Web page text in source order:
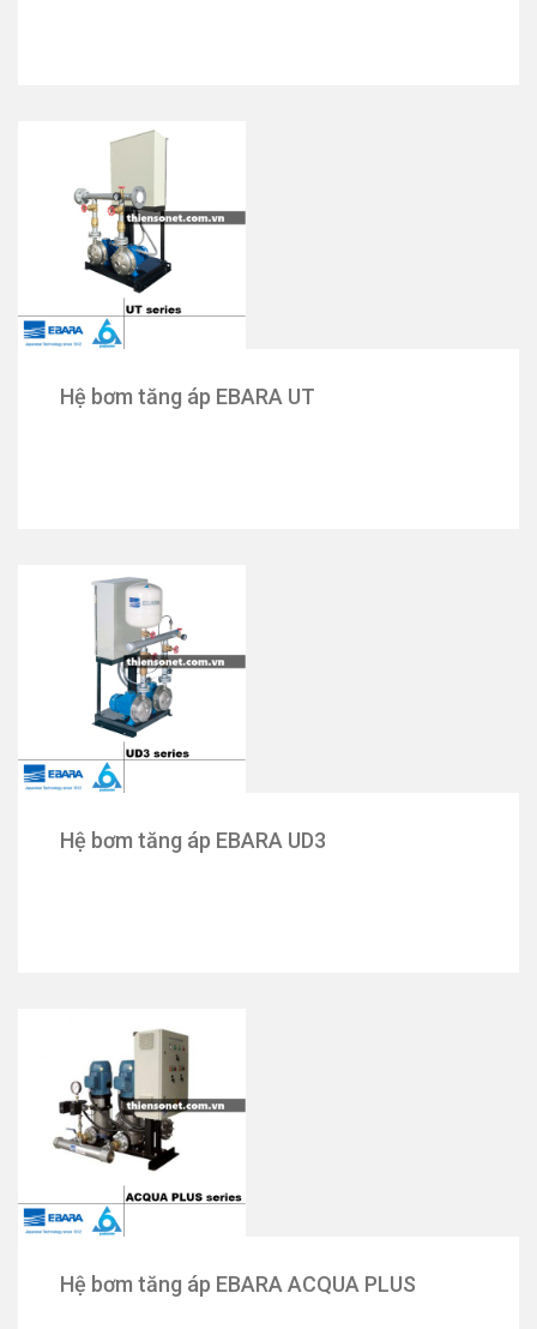
Hệ bơm tăng áp EBARA UT
Hệ bơm tăng áp EBARA UD3
Hệ bơm tăng áp EBARA ACQUA PLUS